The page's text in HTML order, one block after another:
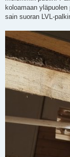
koloamaan
sain suoran LVL-